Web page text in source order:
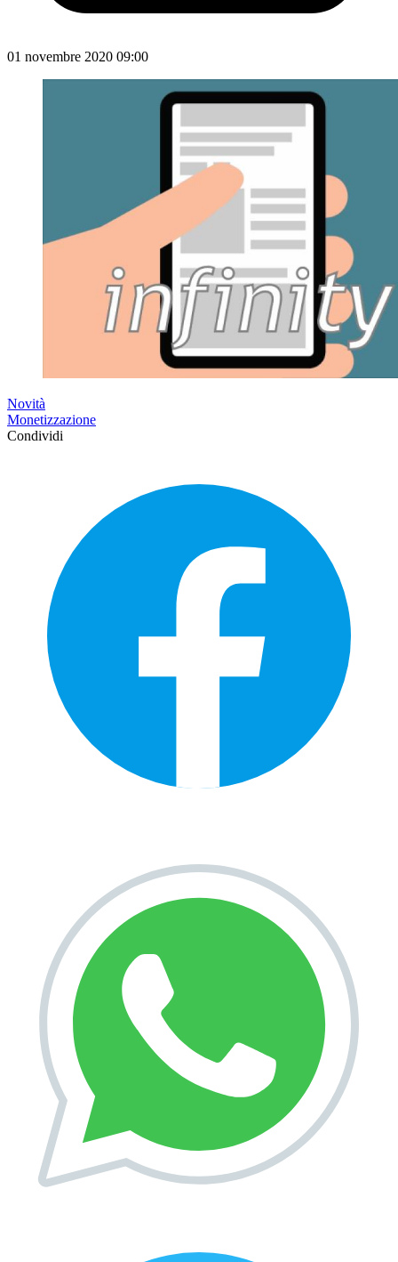
01 novembre 2020 09:00
Novità
Monetizzazione
Condividi